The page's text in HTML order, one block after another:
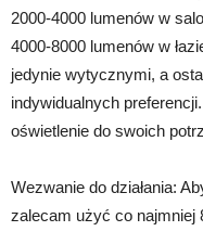
2000-4000 lumenów w
4000-8000 lumenów w
jedynie wytycznymi, a
indywidualnych
oświetlenie do swoich
Wezwanie do działania:
zalecam użyć co najmniej